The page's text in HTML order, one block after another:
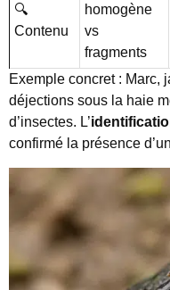
🔍
Contenu
homogène
vs
fragments
Exemple concret : Marc,
déjections sous la haie
d’insectes. L’
confirmé la présence